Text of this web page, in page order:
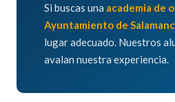
Si buscas una academia de
Ayuntamiento de
lugar adecuado. Nuestros
avalan nuestra experiencia.